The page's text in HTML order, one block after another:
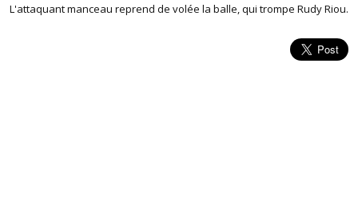
L'attaquant manceau reprend de volée la balle, qui trompe Rudy Riou.